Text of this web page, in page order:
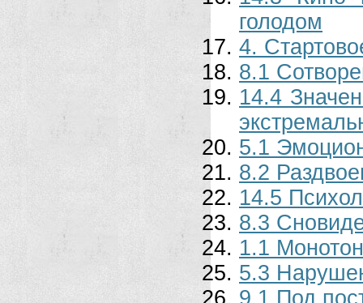
голодом
4.
8.1
14.4
5.1
8.2
14.5
8.3
1.1
5.3
9.1 Под